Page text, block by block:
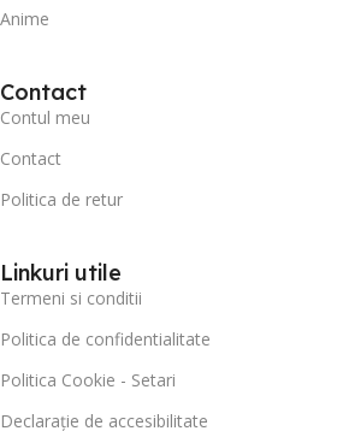
Anime
Contact
Contul meu
Contact
Politica de retur
Linkuri utile
Termeni si conditii
Politica de confidentialitate
Politica Cookie - Setari
Declarație de accesibilitate